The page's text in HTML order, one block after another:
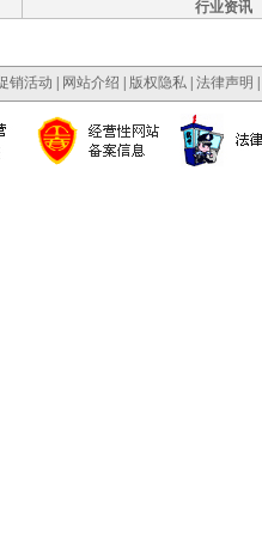
行业资讯
销活动 网站介绍 版权隐私| 法律声明